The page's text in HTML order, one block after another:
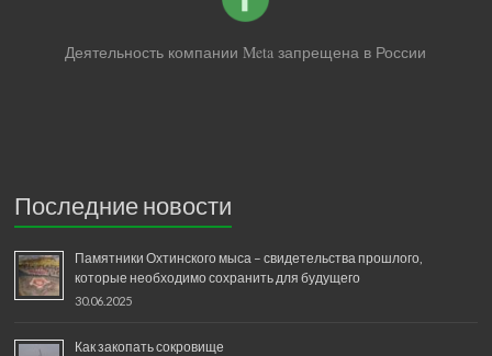
Деятельность компании Meta запрещена в России
Последние новости
Памятники Охтинского мыса – свидетельства прошлого,
которые необходимо сохранить для будущего
30.06.2025
Как закопать сокровище